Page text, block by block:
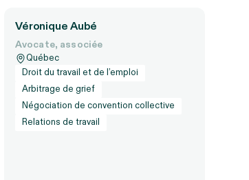
Véronique Aubé
Avocate, associée
Québec
Droit du travail et de l’emploi
Arbitrage de grief
Négociation de convention collective
Relations de travail